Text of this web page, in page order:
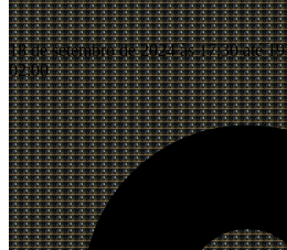
18 de setembro de 2024 às 17:30 até
02:00